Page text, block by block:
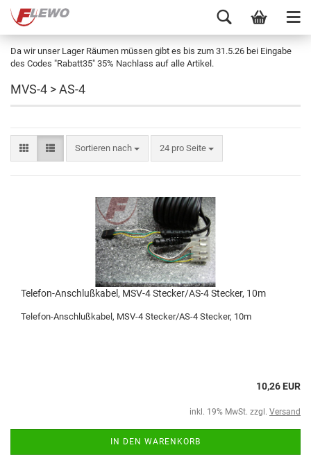
Da wir unser Lager Räumen müssen gibt es bis zum 31.5.26 bei Eingabe
des Codes "Rabatt35" 35% Nachlass auf alle Artikel.
MVS-4 > AS-4
Sortieren nach 24 pro Seite
Telefon-Anschlußkabel, MSV-4 Stecker/AS-4 Stecker, 10m
Telefon-Anschlußkabel, MSV-4 Stecker/AS-4 Stecker, 10m
10,26 EUR
inkl. 19% MwSt. zzgl. Versand
IN DEN WARENKORB